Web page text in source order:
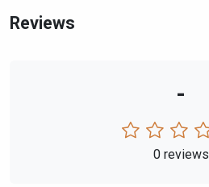
Reviews
-
0 reviews